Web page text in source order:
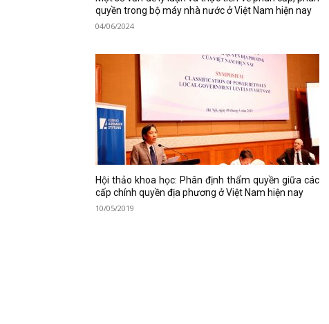
quyền trong bộ máy nhà nước ở Việt Nam hiện nay
04/06/2024
Hội thảo khoa học: Phân định thẩm quyền giữa các
cấp chính quyền địa phương ở Việt Nam hiện nay
10/05/2019